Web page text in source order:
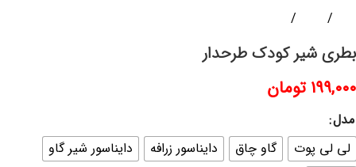
بطری شیر کودک طرحدار
۱۹۹,۰۰۰ تومان
مدل
لی لی پوت
گاو چاق دایناسور زرافه
دایناسور شیر گاو